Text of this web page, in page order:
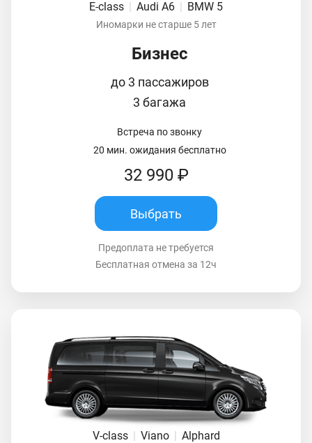
E-class | Audi A6 | BMW 5
Иномарки не старше 5 лет
Бизнес
до 3 пассажиров
3 багажа
Встреча по звонку
20 мин. ожидания бесплатно
32 990 ₽
Выбрать
Предоплата не требуется
Бесплатная отмена за 12ч
V-class | Viano | Alphard